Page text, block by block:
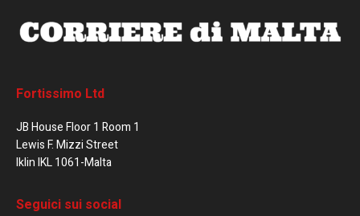
Fortissimo Ltd
JB House Floor 1 Room 1
Lewis F. Mizzi Street
Iklin IKL 1061-Malta
Seguici sui social